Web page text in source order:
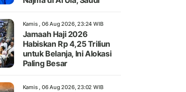
Kamis , 06 Aug 2026, 23:24 WIB
Jamaah Haji 2026
Habiskan Rp 4,25 Triliun
untuk Belanja, Ini Alokasi
Paling Besar
Kamis , 06 Aug 2026, 23:02 WIB